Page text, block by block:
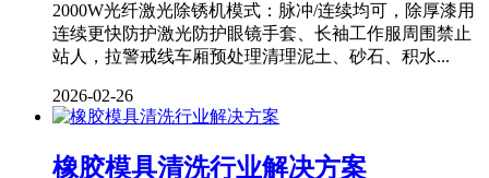
2000W光纤激光除锈机模式：脉冲/连续均可，除厚漆用
连续更快防护激光防护眼镜手套、长袖工作服周围禁止
站人，拉警戒线车厢预处理清理泥土、砂石、积水...
2026-02-26
橡胶模具清洗行业解决方案